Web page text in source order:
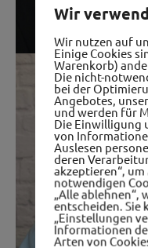
Wir
Wir nutzen auf
Einige Cookies
Warenkorb)
Die nicht-
bei der
Angebotes,
und werden für
Die Einwilligung
von
Auslesen
deren
akzeptieren“,
notwendigen
„Alle ablehnen“,
entscheiden. Sie
„Einstellungen
Informationen
Arten von